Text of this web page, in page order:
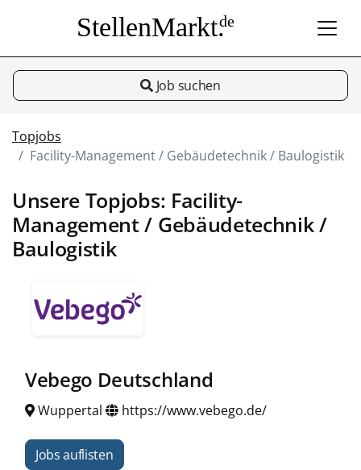
StellenMarkt.de
Job suchen
Topjobs
Facility-Management / Gebäudetechnik / Baulogistik
Unsere Topjobs: Facility-
Management / Gebäudetechnik /
Baulogistik
Vebego Deutschland
Wuppertal https://www.vebego.de/
Jobs auflisten